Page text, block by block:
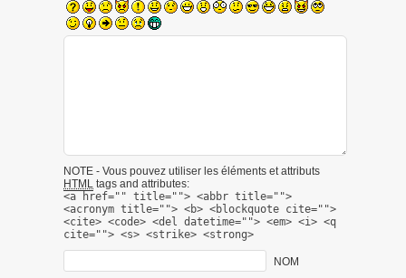
NOTE - Vous pouvez utiliser les éléments et attributs
HTML tags and attributes:
<a href="" title=""> <abbr title="">
<acronym title=""> <b> <blockquote cite="">
<cite> <code> <del datetime=""> <em> <i> <q
cite=""> <s> <strike> <strong>
NOM